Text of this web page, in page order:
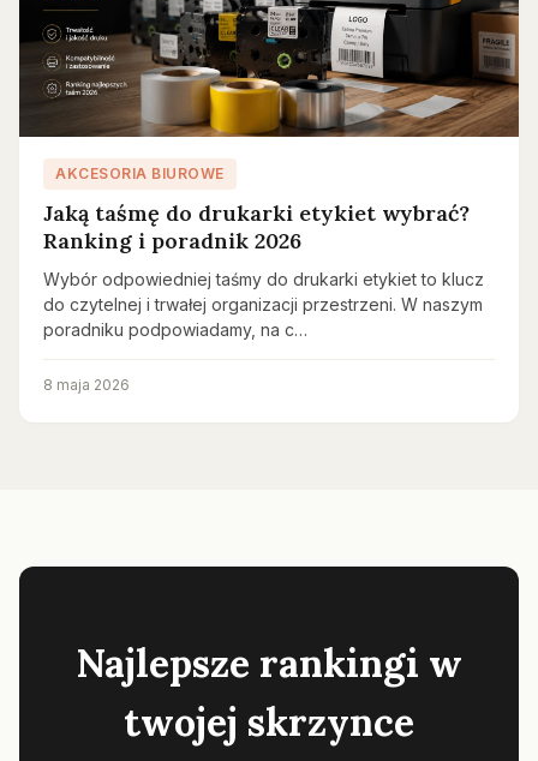
AKCESORIA BIUROWE
Jaką taśmę do drukarki etykiet wybrać?
Ranking i poradnik 2026
Wybór odpowiedniej taśmy do drukarki etykiet to klucz
do czytelnej i trwałej organizacji przestrzeni. W naszym
poradniku podpowiadamy, na c…
8 maja 2026
Najlepsze rankingi w
twojej skrzynce